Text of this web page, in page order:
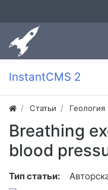
InstantCMS 2
Статьи Геология
Breathing
blood
Тип статьи: